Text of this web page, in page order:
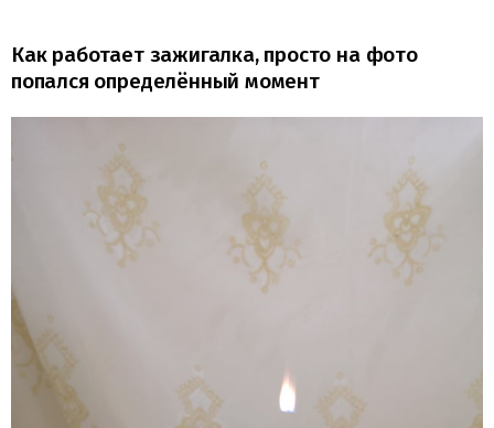
Как работает зажигалка, просто на фото
попался определённый момент